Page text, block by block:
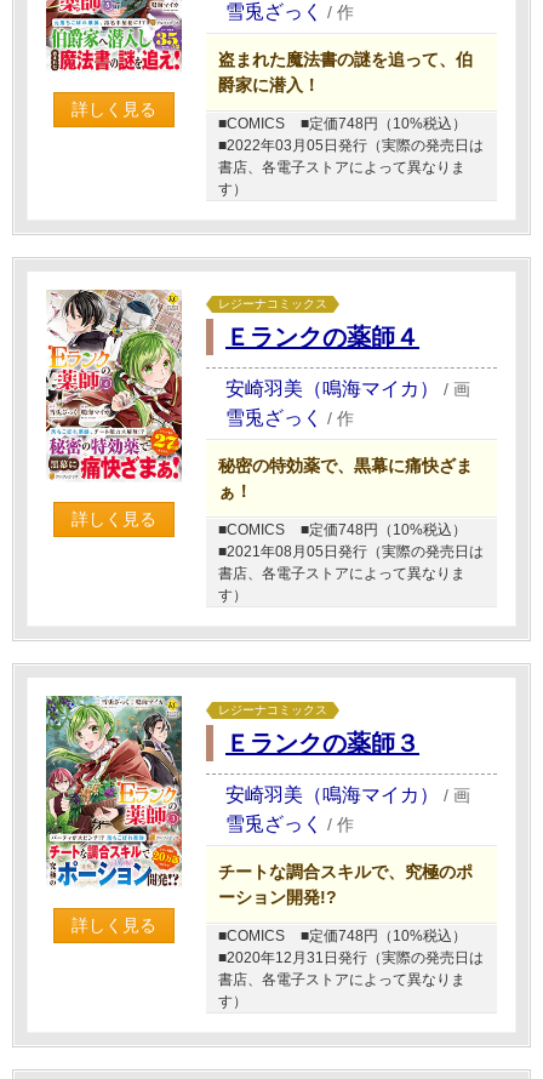
詳しく見る
雪兎ざっく / 作
盗まれた魔法書の謎を追って、伯
爵家に潜入！
■COMICS
■定価748円（10%税込）
■2022年03月05日発行（実際の発売日は
書店、各電子ストアによって異なりま
す）
詳しく見る
レジーナコミックス
Ｅランクの薬師４
安崎羽美（鳴海マイカ） / 画
雪兎ざっく / 作
秘密の特効薬で、黒幕に痛快ざま
ぁ！
■COMICS
■定価748円（10%税込）
■2021年08月05日発行（実際の発売日は
書店、各電子ストアによって異なりま
す）
詳しく見る
レジーナコミックス
Ｅランクの薬師３
安崎羽美（鳴海マイカ） / 画
雪兎ざっく / 作
チートな調合スキルで、究極のポ
ーション開発!?
■COMICS
■定価748円（10%税込）
■2020年12月31日発行（実際の発売日は
書店、各電子ストアによって異なりま
す）